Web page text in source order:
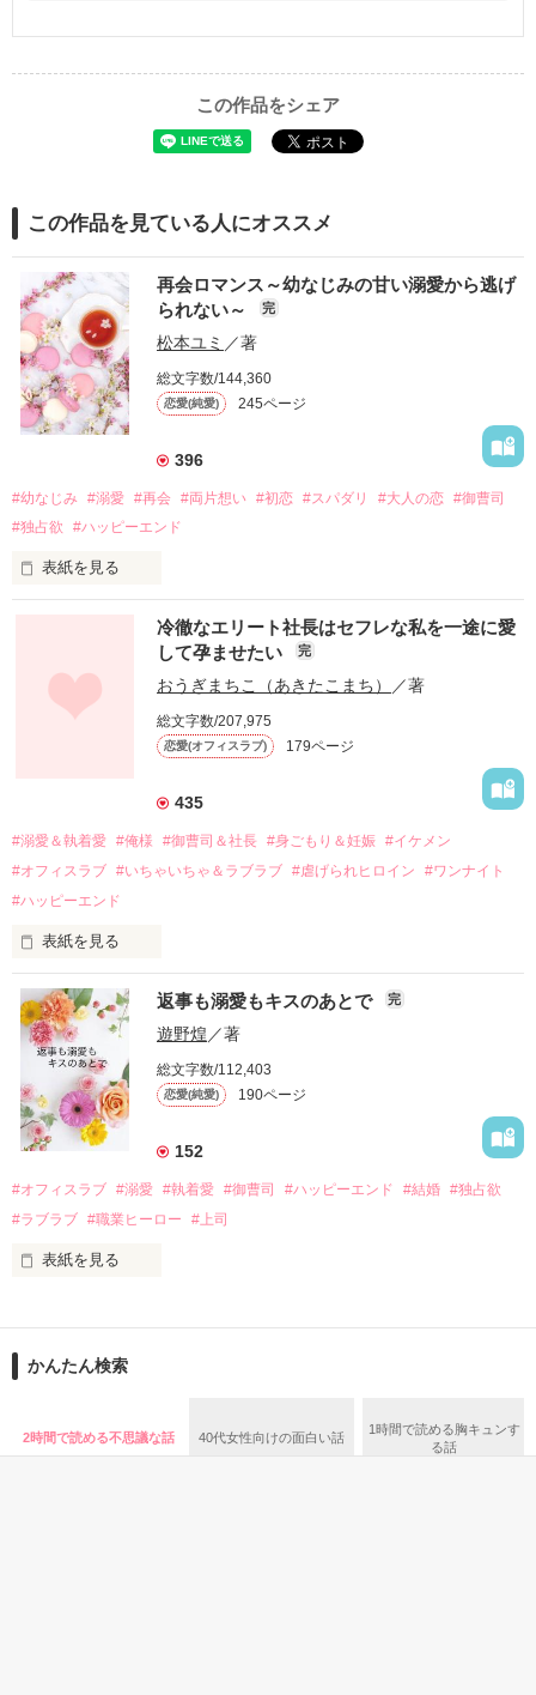
この作品をシェア
この作品を見ている人にオススメ
再会ロマンス～幼なじみの甘い溺愛から逃げ
られない～
完
松本ユミ ／著
総文字数/144,360
恋愛(純愛) 245ページ
396
#幼なじみ #溺愛 #再会 #両片想い #初恋 #スパダリ #大人の恋 #御曹司
#独占欲
#ハッピーエンド
表紙を見る
幼なじみの哲平に淡い恋心を抱いていた美桜。
しかし、ある出来事をきっかけに二人の関係は壊れてしまう。
関係修復もできないまま、美桜は両親の離婚によって
引っ越すことになり、哲平とも離れ離れになった。
それから約十二年後。
過去の傷から、二度と会いたくないと思っていた哲平に
運命のような再会を果たす。
酔った勢いで一夜を共にしてしまった。
さらに、美桜が初めてだと知った哲平は
『責任をとる、結婚しよう』と真っ直ぐに告げてきた。
戸惑う美桜とは裏腹に、好きという気持ちを隠すことなく
甘やかしてくる。
そんなある日、哲平は美桜がストーカー被害に
遭っていることを知る。
美桜を守るため、哲平は同居を提案してきて――。
夏木美桜(なつきみお)
鳴海哲平 (なるみてっぺい)
2026.6.5～2026.7.25
＊以前、公開していた話の改稿版です＊
冷徹なエリート社長はセフレな私を一途に愛
して孕ませたい
完
おうぎまちこ（あきたこまち） ／著
総文字数/207,975
恋愛(オフィスラブ) 179ページ
435
#溺愛＆執着愛 #俺様 #御曹司＆社長 #身ごもり＆妊娠 #イケメン
#オフィスラブ #いちゃいちゃ＆ラブラブ #虐げられヒロイン
#ワンナイト
#ハッピーエンド
表紙を見る
おかしな噂を流されて前の職場でうまくいかなかった梅田美
桜は、海外で傷心旅行をしていたところ、日本人美青年と出会
い、酒の勢いもあり一夜限りの関係となる。
帰国後、美桜は新しい職場でワンナイトした美青年と再会。
なんと彼の正体は、とある財閥御曹司にも関わらず、一族を離
れて起業した新進気鋭の実業家、社内でも冷徹だと評判な社長
――御影恭司その人だったのだ――！
なぜか恭司から飼い猫の世話係を命じられた美桜は、猫の世
の関係となってしまい――？
返事も溺愛もキスのあとで 完
遊野煌 ／著
総文字数/112,403
恋愛(純愛) 190ページ
152
#オフィスラブ #溺愛 #執着愛 #御曹司 #ハッピーエンド #結婚 #独占欲
#ラブラブ #職業ヒーロー #上司
表紙を見る
ションの企画戦略室で働いている。
めた、同期で恋人の石垣守（26）がいるのだが、後輩の姫原由
守と由羅から『便利屋雛子』と馬鹿にされ、一人こっそり泣い
かんたん検索
2時間で読める不思議な話 40代女性向けの面白い話
1時間で読める胸キュンす
る話